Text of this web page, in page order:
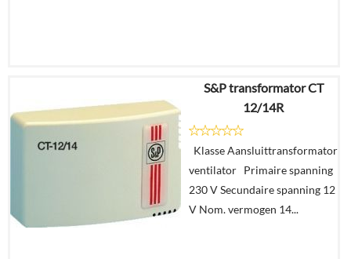
€157,30
Details
In
winkelmand
S&P transformator CT
12/14R
Klasse Aansluittransformator
ventilator Primaire spanning
230 V Secundaire spanning 12
V Nom. vermogen 14...